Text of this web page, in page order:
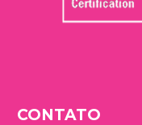
CONTATO